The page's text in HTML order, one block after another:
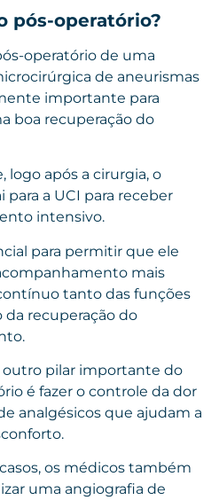
pós-operatório?
operatório de uma
de aneurismas
importante para
boa recuperação do
logo após a cirurgia, o
para a UCI para receber
intensivo.
para permitir que ele
mais
tanto das funções
da recuperação do
outro pilar importante do
é fazer o controle da dor
analgésicos que ajudam a
os médicos também
uma angiografia de